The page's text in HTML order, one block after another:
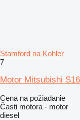
Stamford na Kohler
7
Motor Mitsubishi
Cena na požiadanie
Časti motora - motor
diesel